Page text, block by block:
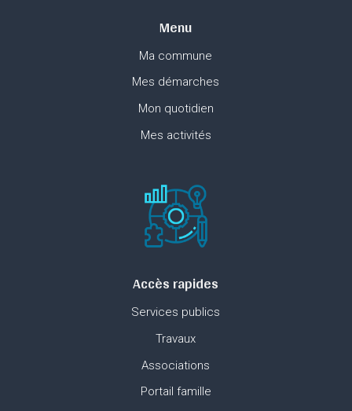
Menu
Ma commune
Mes démarches
Mon quotidien
Mes activités
Accès rapides
Services publics
Travaux
Associations
Portail famille